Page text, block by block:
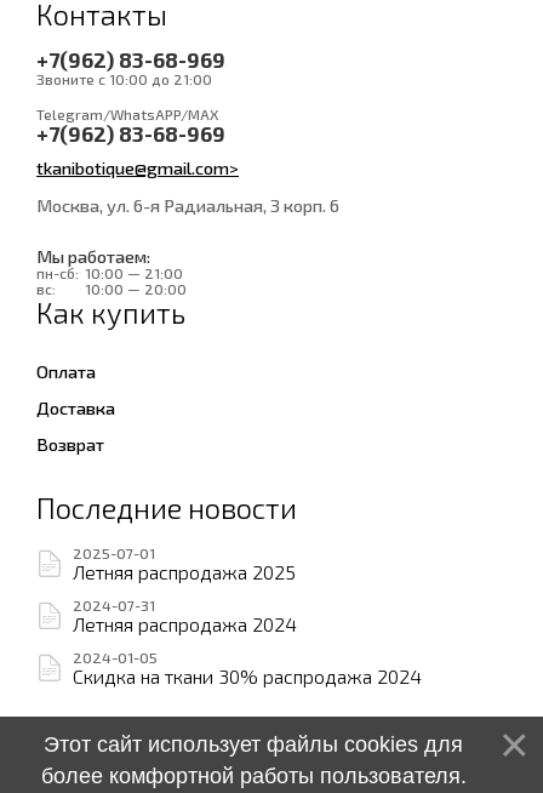
Контакты
+7(962) 83-68-969
Звоните с 10:00 до 21:00
Telegram/WhatsAPP/MAX
+7(962) 83-68-969
tkanibotique@gmail.com>
Москва, ул. 6-я Радиальная, 3 корп. 6
Мы работаем:
пн-сб: 10:00 — 21:00
вс:
10:00 — 20:00
Как купить
Оплата
Доставка
Возврат
Последние новости
2025-07-01
Летняя распродажа 2025
2024-07-31
Летняя распродажа 2024
2024-01-05
Скидка на ткани 30% распродажа 2024
Этот сайт использует файлы cookies для
более комфортной работы пользователя.